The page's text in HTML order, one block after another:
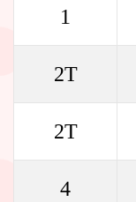
1
2T
2T
4